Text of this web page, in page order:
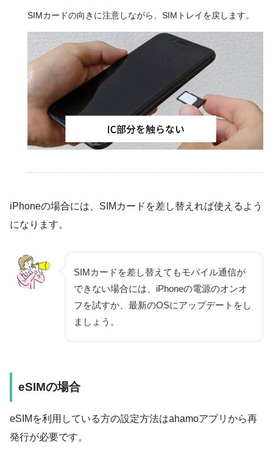
SIMカードの向きに注意しながら、SIMトレイを戻します。
iPhoneの場合には、SIMカードを差し替えれば使えるよう
になります。
SIMカードを差し替えてもモバイル通信が
できない場合には、iPhoneの電源のオンオ
フを試すか、最新のOSにアップデートをし
ましょう。
eSIMの場合
eSIMを利用している方の設定方法はahamoアプリから再
発行が必要です。